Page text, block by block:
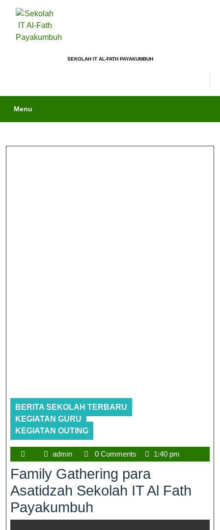
SEKOLAH IT AL-FATH PAYAKUMBUH
Menu
BERITA SEKOLAH TERBARU
KEGIATAN GURU
KEGIATAN OUTING
admin 0 Comments 1:40 pm
Family Gathering para
Asatidzah Sekolah IT Al Fath
Payakumbuh